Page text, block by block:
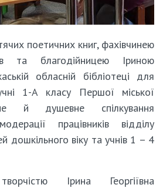
поетичних книг, фахівчинею
та благодійницею Іриною
обласній бібліотеці для
1-А класу Першої міської
й душевне спілкування
працівників відділу
дошкільного віку та учнів 1 – 4
Ірина Георгіївна